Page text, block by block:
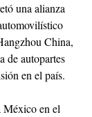
una alianza
China,
de autopartes
en el país.
México en el